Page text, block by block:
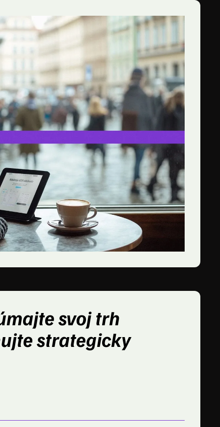
svoj trh
strategicky